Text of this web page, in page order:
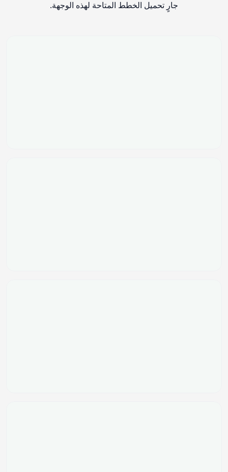
جارٍ تحميل الخطط المتاحة لهذه الوجهة.